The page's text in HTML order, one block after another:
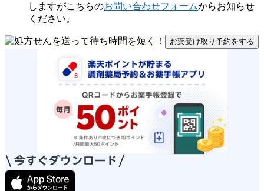
しますがこちらのお問い合わせフォームからお知らせ
ください。
お薬受け取り予約をする